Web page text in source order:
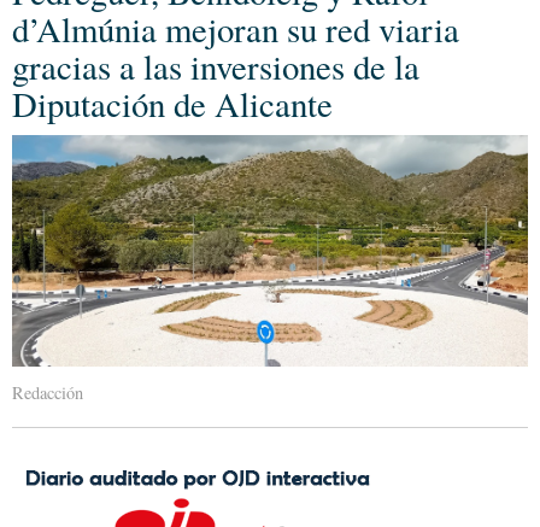
d’Almúnia mejoran su red viaria
gracias a las inversiones de la
Diputación de Alicante
Redacción